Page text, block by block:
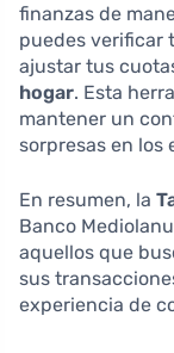
finanzas de
puedes verificar
ajustar tus
hogar. Esta
mantener un
sorpresas en los
En resumen, la
Banco
aquellos que
sus
experiencia de